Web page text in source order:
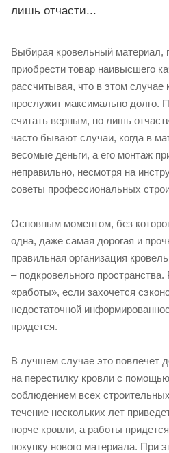
лишь отчасти...
Выбирая кровельный материал,
приобрести товар наивысшего
рассчитывая, что в этом случае
прослужит максимально долго.
считать верным, но лишь
часто бывают случаи, когда в
весомые деньги, а его монтаж
неправильно, несмотря на
советы профессиональных
Основным моментом, без
одна, даже самая дорогая и
правильная организация
– подкровельного пространства.
«работы», если захочется
недостаточной
придется.
В лучшем случае это повлечет
на перестилку кровли с
соблюдением всех
течение нескольких лет
порче кровли, а работы
покупку нового материала. При